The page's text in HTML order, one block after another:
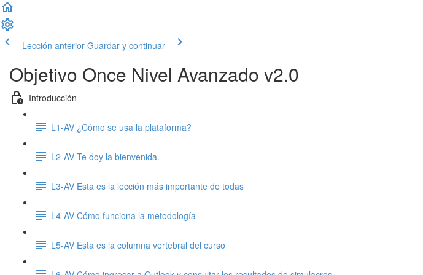
Lección anterior Guardar y continuar
Objetivo Once Nivel Avanzado v2.0
Introducción
L1-AV ¿Cómo se usa la plataforma?
L2-AV Te doy la bienvenida.
L3-AV Esta es la lección más importante de todas
L4-AV Cómo funciona la metodología
L5-AV Esta es la columna vertebral del curso